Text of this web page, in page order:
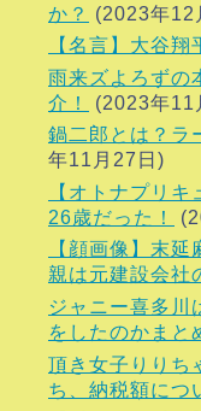
か？
(2023年12
【名言】大谷翔
雨来ズよろずの
介！
(2023年11
鍋二郎とは？ラ
年11月27日)
【オトナプリ
26歳だった！
【顔画像】末
親は元建設会社
ジャニー喜多川
をしたのかまと
頂き女子りりち
ち、納税額につ